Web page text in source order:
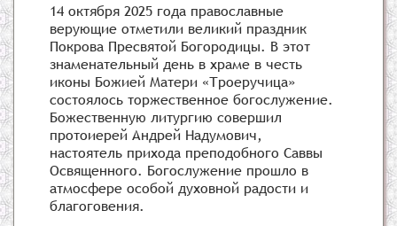
14 октября 2025 года православные
верующие отметили великий праздник
Покрова Пресвятой Богородицы. В этот
знаменательный день в храме в честь
иконы Божией Матери «Троеручица»
состоялось торжественное богослужение.
Божественную литургию совершил
протоиерей Андрей Надумович,
настоятель прихода преподобного Саввы
Освященного. Богослужение прошло в
атмосфере особой духовной радости и
благоговения.